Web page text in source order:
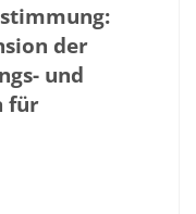
der
und
für